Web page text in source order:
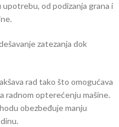
od podizanja grana i
zatezanja dok
rad tako što omogućava
radnom opterećenju mašine.
obezbeđuje manju